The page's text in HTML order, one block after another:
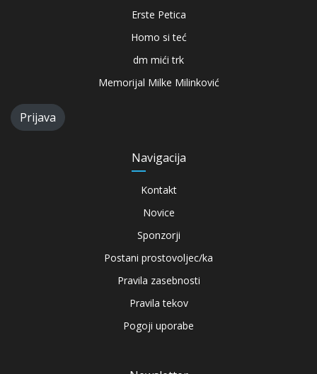
Erste Petica
Homo si teć
dm mići trk
Memorijal Milke Milinković
Prijava
Navigacija
Kontakt
Novice
Sponzorji
Postani prostovoljec/ka
Pravila zasebnosti
Pravila tekov
Pogoji uporabe